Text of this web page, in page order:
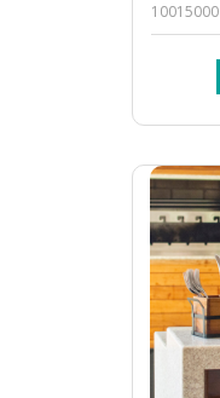
10015000